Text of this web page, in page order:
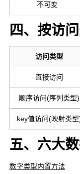
不可变
四、按访
访问类型
直接访问
顺序访问(序列类型)
key值访问(映射类型
五、六大
数字类型内置方法